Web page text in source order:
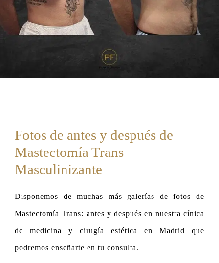
Fotos de antes y después de
Mastectomía Trans
Masculinizante
Disponemos de muchas más galerías de fotos de
Mastectomía Trans: antes y después en nuestra cínica
de medicina y cirugía estética en Madrid que
podremos enseñarte en tu consulta.